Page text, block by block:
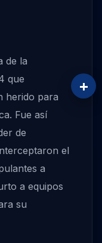
de la
que
herido para
Fue así
de
el
a
a equipos
su
+